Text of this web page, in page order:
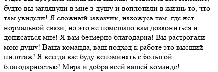
будто вы заглянули в мне в душу и воплотили в жизнь то, что
там увидели! Я сложный заказчик, нахожусь там, где нет
нормальной связи, но это не помешало вам дозвониться и
дописаться мне! Я вам безмерно благодарна! Вы растрогали
мою душу! Ваша команда, ваш подход к работе это высший
пилотаж! Я всегда вас буду вспоминать с большой
благодарностью! Мира и добра всей вашей команде!